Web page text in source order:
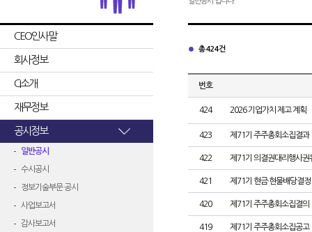
CEO인사말
회사정보
CI소개
재무정보
공시정보
일반공시
수시공시
정보기술부문 공시
사업보고서
감사보고서
총 424건
번호
424 2026 기업가치 제고 계획
423 제71기 주주총회소집결과
422 제71기 의결권대리행사권
421 제71기 현금·현물배당결정
420 제71기 주주총회소집결의
419 제71기 주주총회소집공고